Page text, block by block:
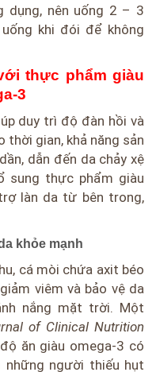
dụng, nên uống 2 – 3
khi đói để không
thực phẩm giàu
3
duy trì độ đàn hồi và
thời gian, khả năng sản
dẫn đến da chảy xệ
sung thực phẩm giàu
làn da từ bên trong,
khỏe mạnh
cá mòi chứa axit béo
viêm và bảo vệ da
nắng mặt trời. Một
of Clinical Nutrition
ăn giàu omega-3 có
người thiếu hụt